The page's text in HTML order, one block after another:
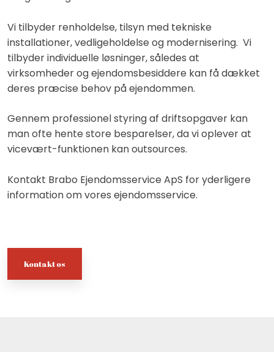
Vi tilbyder renholdelse, tilsyn med tekniske
installationer, vedligeholdelse og modernisering. Vi
tilbyder individuelle løsninger, således at
virksomheder og ejendomsbesiddere kan få dækket
deres præcise behov på ejendommen.
Gennem professionel styring af driftsopgaver kan
man ofte hente store besparelser, da vi oplever at
vicevært-funktionen kan outsources.
Kontakt Brabo Ejendomsservice ApS for yderligere
information om vores ejendomsservice.
​Kontakt os